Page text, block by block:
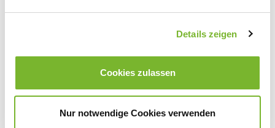
Details zeigen
Cookies zulassen
Nur notwendige Cookies verwenden